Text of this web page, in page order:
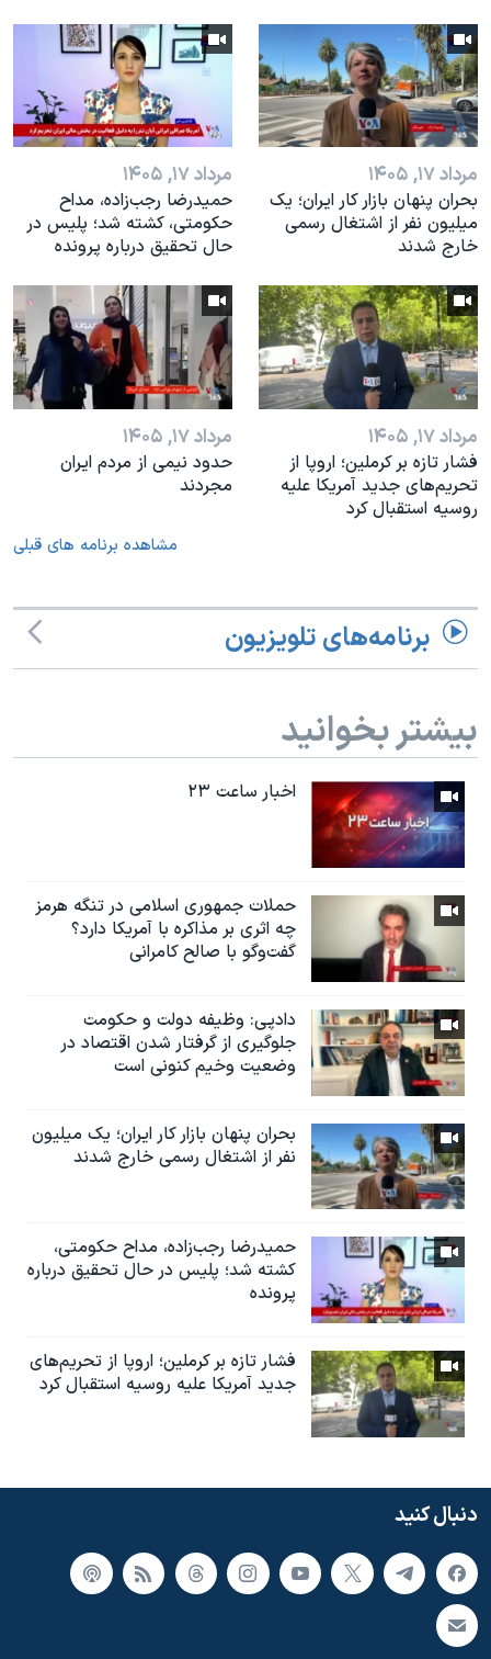
مرداد ۱۷, ۱۴۰۵
بحران پنهان بازار کار ایران؛ یک
میلیون نفر از اشتغال رسمی
خارج شدند
مرداد ۱۷, ۱۴۰۵
حمیدرضا رجب‌زاده، مداح
حکومتی، کشته شد؛ پلیس در
حال تحقیق درباره پرونده
مرداد ۱۷, ۱۴۰۵
فشار تازه بر کرملین؛ اروپا از
تحریم‌های جدید آمریکا علیه
روسیه استقبال کرد
مرداد ۱۷, ۱۴۰۵
حدود نیمی از مردم ایران
مجردند
مشاهده برنامه های قبلی
برنامه‌های تلویزیون
بیشتر بخوانید
اخبار ساعت ۲۳
حملات جمهوری اسلامی در تنگه هرمز
چه اثری بر مذاکره با آمریکا دارد؟
گفت‌وگو با صالح کامرانی
دادپی: وظیفه دولت و حکومت
جلوگیری از گرفتار شدن اقتصاد در
وضعیت وخیم کنونی است
بحران پنهان بازار کار ایران؛ یک میلیون
نفر از اشتغال رسمی خارج شدند
حمیدرضا رجب‌زاده، مداح حکومتی،
کشته شد؛ پلیس در حال تحقیق درباره
پرونده
فشار تازه بر کرملین؛ اروپا از تحریم‌های
جدید آمریکا علیه روسیه استقبال کرد
دنبال کنید